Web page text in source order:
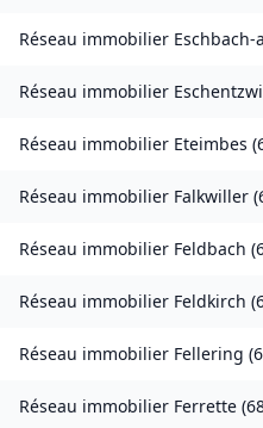
Réseau immobilier Eschbach-
Réseau immobilier
Réseau immobilier Eteimbes (
Réseau immobilier Falkwiller (
Réseau immobilier Feldbach (
Réseau immobilier Feldkirch (
Réseau immobilier Fellering (
Réseau immobilier Ferrette (